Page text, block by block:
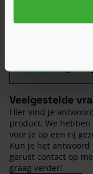
Heb je zelf ervaring
dragen we samen
Beoordeling
Veelgestelde
Hier vind je
product. We
voor je op een rij
Kun je het antwoord
gerust contact op
graag verder!